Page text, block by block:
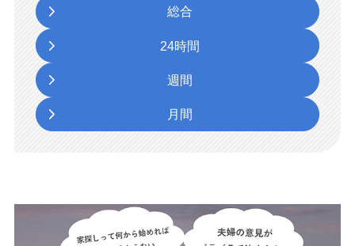
総合
24時間
週間
月間